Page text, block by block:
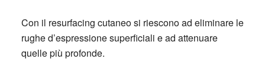
Con il resurfacing cutaneo si riescono ad eliminare le
rughe d’espressione superficiali e ad attenuare
quelle più profonde.